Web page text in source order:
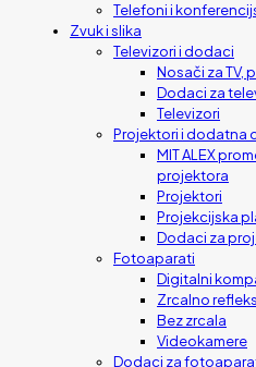
Telefoni i
Zvuk i slika
Televizori i dodaci
Nosači za TV,
Dodaci za
Televizori
Projektori i dodatna
MIT ALEX
projektora
Projektori
Projekcijska
Dodaci za
Fotoaparati
Digitalni
Zrcalno
Bez zrcala
Videokamere
Dodaci za